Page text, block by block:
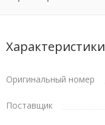
Характеристики
Оригинальный номер
Поставщик